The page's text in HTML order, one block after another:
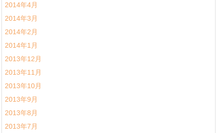
2014年4月
2014年3月
2014年2月
2014年1月
2013年12月
2013年11月
2013年10月
2013年9月
2013年8月
2013年7月